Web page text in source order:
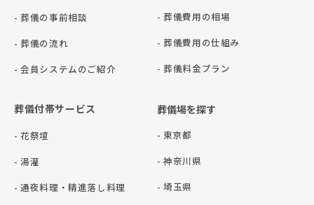
- 葬儀の事前相談
- 葬儀の流れ
- 会員システムのご紹介
- 葬儀費用の相場
- 葬儀費用の仕組み
- 葬儀料金プラン
葬儀付帯サービス
- 花祭壇
- 湯灌
- 通夜料理・精進落し料理
葬儀場を探す
- 東京都
- 神奈川県
- 埼玉県